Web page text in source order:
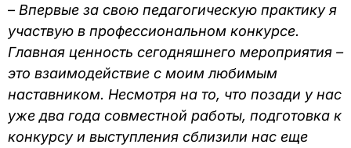
– Впервые за свою педагогическую практику я
участвую в профессиональном конкурсе.
Главная ценность сегодняшнего мероприятия –
это взаимодействие с моим любимым
наставником. Несмотря на то, что позади у нас
уже два года совместной работы, подготовка к
конкурсу и выступления сблизили нас еще